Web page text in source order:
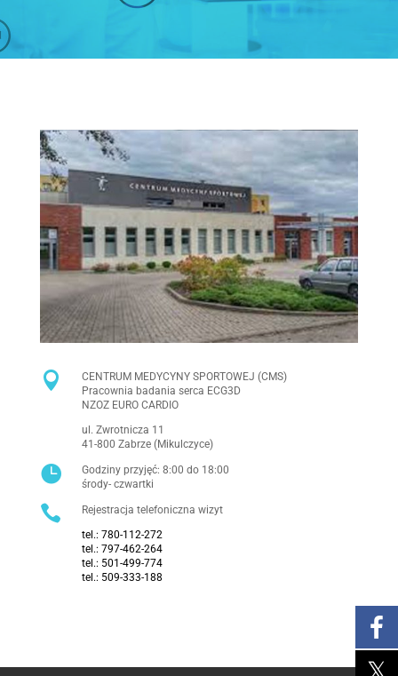

CENTRUM MEDYCYNY SPORTOWEJ (CMS)
Pracownia badania serca ECG3D
NZOZ EURO CARDIO
ul. Zwrotnicza 11
41-800 Zabrze (Mikulczyce)

Godziny przyjęć: 8:00 do 18:00
środy- czwartki

Rejestracja telefoniczna wizyt
tel.: 780-112-272
tel.: 797-462-264
tel.: 501-499-774
tel.: 509-333-188